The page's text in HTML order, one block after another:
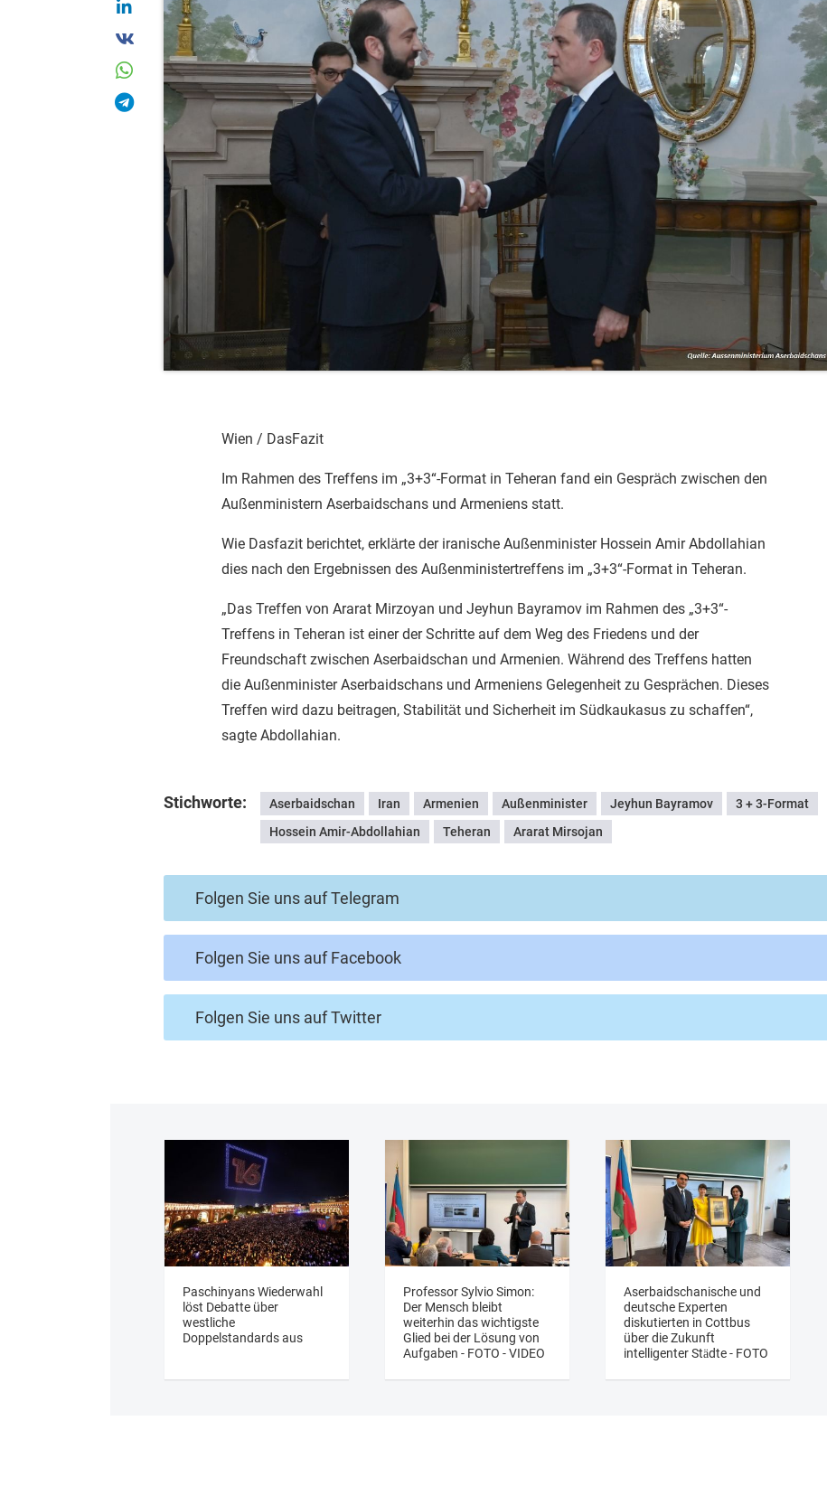
Wien / DasFazit
Im Rahmen des Treffens im „3+3“-Format in Teheran fand ein Gespräch zwischen den
Außenministern Aserbaidschans und Armeniens statt.
Wie Dasfazit berichtet, erklärte der iranische Außenminister Hossein Amir Abdollahian
dies nach den Ergebnissen des Außenministertreffens im „3+3“-Format in Teheran.
„Das Treffen von Ararat Mirzoyan und Jeyhun Bayramov im Rahmen des „3+3“-
Treffens in Teheran ist einer der Schritte auf dem Weg des Friedens und der
Freundschaft zwischen Aserbaidschan und Armenien. Während des Treffens hatten
die Außenminister Aserbaidschans und Armeniens Gelegenheit zu Gesprächen. Dieses
Treffen wird dazu beitragen, Stabilität und Sicherheit im Südkaukasus zu schaffen“,
sagte Abdollahian.
Stichworte: Aserbaidschan Iran Armenien Außenminister Jeyhun Bayramov
3 + 3-Format
Hossein Amir-Abdollahian
Teheran Ararat Mirsojan
Folgen Sie uns auf Telegram
Folgen Sie uns auf Facebook
Folgen Sie uns auf Twitter
Paschinyans Wiederwahl
löst Debatte über
westliche
Doppelstandards aus
Professor Sylvio Simon:
Der Mensch bleibt
weiterhin das wichtigste
Glied bei der Lösung von
Aufgaben - FOTO - VIDEO
Aserbaidschanische und
deutsche Experten
diskutierten in Cottbus
über die Zukunft
intelligenter Städte - FOTO